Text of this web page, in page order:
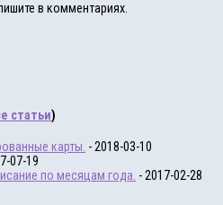
в комментариях.
статьи)
карты. - 2018-03-10
07-19
по месяцам года. - 2017-02-28